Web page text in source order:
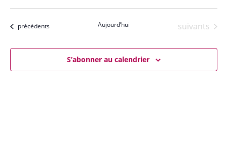
date.Évènements
précédents Aujourd’hui Évènements
suivants
S’abonner au calendrier